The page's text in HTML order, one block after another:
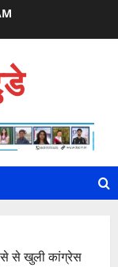
से खुली कांग्रेस